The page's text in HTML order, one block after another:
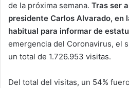
de la próxima semana. Tras ser
presidente Carlos Alvarado, en
habitual para informar de
emergencia del Coronavirus, el
un total de 1.726.953 visitas.
Del total del visitas, un 54%